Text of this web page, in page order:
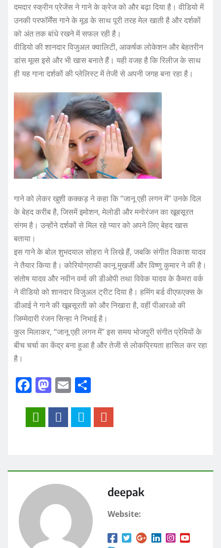
दमदार स्क्रीन प्रेजेंस ने गाने के क्रेज को और बढ़ा दिया है। वीडियो में
उनकी परफॉर्मेंस गाने के मूड के साथ पूरी तरह मेल खाती है और दर्शकों
को अंत तक बांधे रखने में सफल रही है।
वीडियो की शानदार विजुअल क्वालिटी, आकर्षक लोकेशन और बेहतरीन
डांस मूव्स इसे और भी खास बनाते हैं। यही वजह है कि रिलीज के साथ
ही यह गाना दर्शकों की प्लेलिस्ट में तेजी से अपनी जगह बना रहा है।
गाने को लेकर खुशी कक्कड़ ने कहा कि “जानू एही लगन में” उनके दिल
के बेहद करीब है, जिसमें इमोशन, मेलोडी और मनोरंजन का खूबसूरत
संगम है। उन्होंने दर्शकों से मिल रहे प्यार को अपने लिए बेहद खास
बताया।
इस गाने के बोल शुभदयाल सोहरा ने लिखे हैं, जबकि संगीत विकाश यादव
ने तैयार किया है। कोरियोग्राफी कानू मुखर्जी और विष्णु कुमार ने की है।
संतोष यादव और नवीन वर्मा की डीओपी तथा विवेक यादव के कैमरा वर्क
ने वीडियो को शानदार विजुअल ट्रीट दिया है। हमिंग बर्ड वीएफएक्स के
डीआई ने गाने की खूबसूरती को और निखारा है, वहीं पीआरओ की
जिम्मेदारी रंजन सिन्हा ने निभाई है।
कुल मिलाकर, “जानू एही लगन में” इस समय भोजपुरी संगीत प्रेमियों के
बीच चर्चा का केंद्र बना हुआ है और तेजी से लोकप्रियता हासिल कर रहा
है।
F
c
e
k
M
st
o
n
E
ai
l re
deepak
Website: